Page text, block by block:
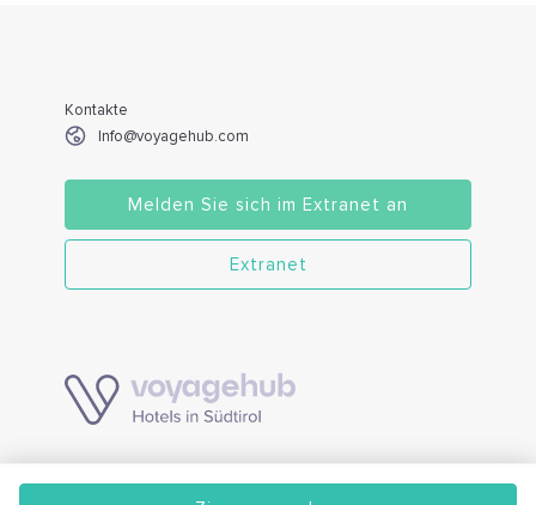
Kontakte
Info@voyagehub.com
Melden Sie sich im Extranet an
Extranet